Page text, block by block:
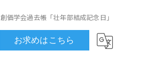
創価学会過去帳「壮年部結成記念日」
お求めはこちら